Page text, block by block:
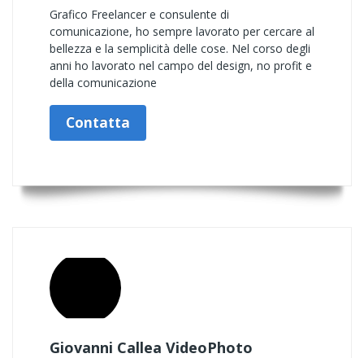
Grafico Freelancer e consulente di
comunicazione, ho sempre lavorato per cercare al
bellezza e la semplicità delle cose. Nel corso degli
anni ho lavorato nel campo del design, no profit e
della comunicazione
Contatta
Giovanni Callea VideoPhoto